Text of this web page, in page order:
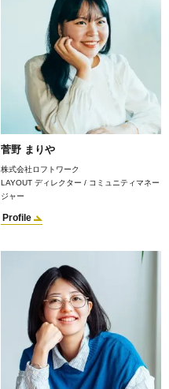
菅野 まりや
株式会社ロフトワーク
LAYOUT ディレクター / コミュニティマネー
ジャー
Profile